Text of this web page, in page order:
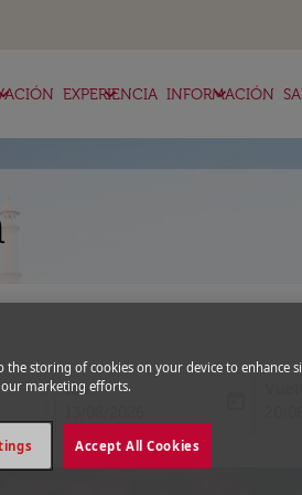
EXPERIENCIA
keyboard_arrow_down INFORMACIÓN
keyboard_arrow_down
Ida
fc-
the storing of cookies on your device to enhance
our marketing efforts.
Accept All Cookies